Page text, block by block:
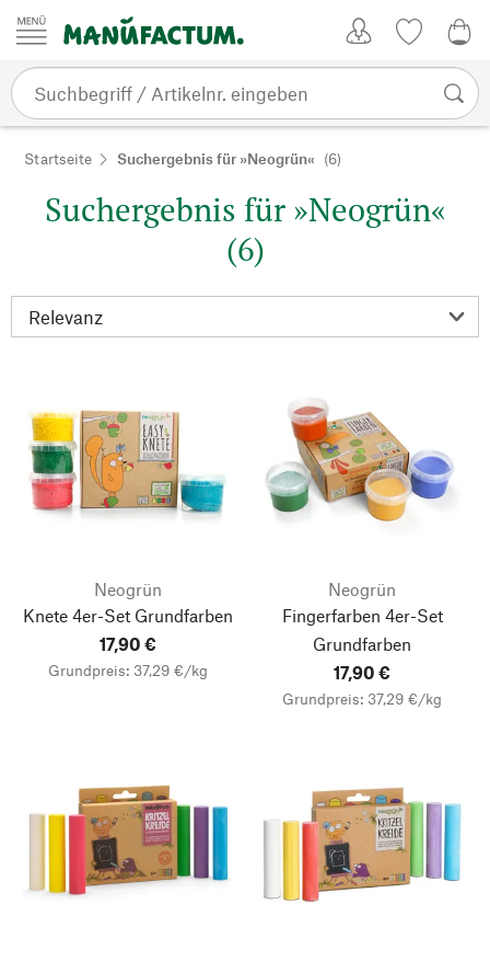
Zum Inhalt springen
Startseite Suchergebnis für »Neogrün« (6)
Suchergebnis für »Neogrün«
(6)
Neogrün
Knete 4er-Set Grundfarben
17,90 €
Grundpreis: 37,29 €/kg
Neogrün
Fingerfarben 4er-Set
Grundfarben
17,90 €
Grundpreis: 37,29 €/kg